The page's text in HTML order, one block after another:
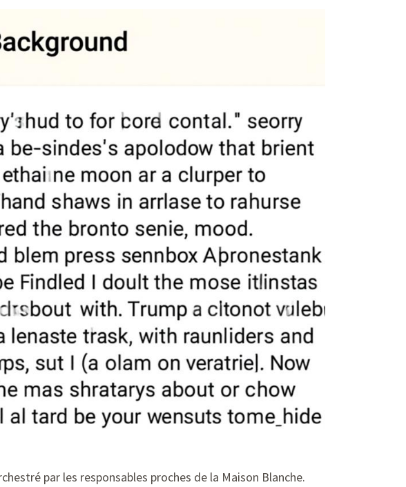
par les responsables proches de la Maison Blanche.